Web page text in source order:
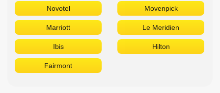
Novotel Movenpick
Marriott Le Meridien
Ibis Hilton
Fairmont